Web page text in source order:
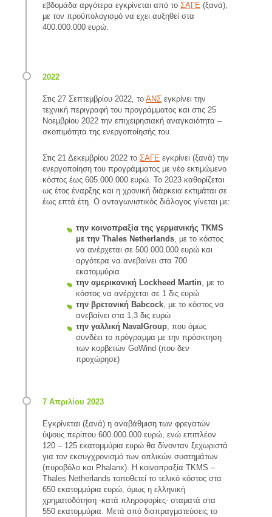
εβδομάδα αργότερα εγκρίνεται από τοΣΑΓΕ (ξανά),
με τον προϋπολογισμό να εχει αυξηθεί στα
400.000.000 ευρώ.
Στις 27 Σεπτεμβρίου 2022, τοΑΝΣ εγκρίνει την
τεχνική περιγραφή του προγράμματος και στις 25
Νοεμβρίου 2022 την επιχειρησιακή αναγκαιότητα –
σκοπιμότητα της ενεργοποίησής του.
Στις 21 Δεκεμβρίου 2022 τοΣΑΓΕ εγκρίνει (ξανά) την
ενεργοποίηση του προγράμματος με νέο εκτιμώμενο
κόστος έως 605.000.000 ευρώ. Το 2023 καθορίζεται
ως έτος έναρξης και η χρονική διάρκεια εκτιμάται σε
έως επτά έτη. Ο ανταγωνιστικός διάλογος γίνεται με:
την κοινοπραξία της γερμανικής TKMS
με την Thales Netherlands, με το κόστος
να ανέρχεται σε 500.000.000 ευρώ και
αργότερα να ανεβαίνει στα 700
εκατομμύρια
την αμερικανική Lockheed Martin, με το
κόστος να ανέρχεται σε 1 δις ευρώ
την βρετανική Babcock, με το κόστος να
ανεβαίνει στα 1,3 δις ευρώ
την γαλλική NavalGroup, που όμως
συνδέει το πρόγραμμα με την πρόσκτηση
των κορβετών GoWind (που δεν
προχώρησε)
Εγκρίνεται (ξανά) η αναβάθμιση των φρεγατών
ύψους περίπου 600.000.000 ευρώ, ενώ επιπλέον
120 – 125 εκατομμύρια ευρώ θα δίνονταν ξεχωριστά
για τον εκσυγχρονισμό των οπλικών συστημάτων
(πυροβόλο και Phalanx). Η κοινοπραξία ΤΚΜS –
Thales Netherlands τοποθετεί το τελικό κόστος στα
650 εκατομμύρια ευρώ, όμως η ελληνική
χρηματοδότηση -κατά πληροφορίες- σταματά στα
550 εκατομμύρια. Μετά από διαπραγματεύσεις το